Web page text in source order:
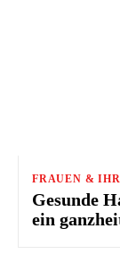
FRAUEN &
Gesunde
ein